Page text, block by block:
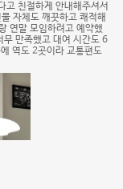
고 친절하게 안내해주셔서
자체도 깨끗하고 쾌적해
연말 모임하려고 예약했
무 만족했고 대여 시간도 6
역도 2곳이라 교통편도